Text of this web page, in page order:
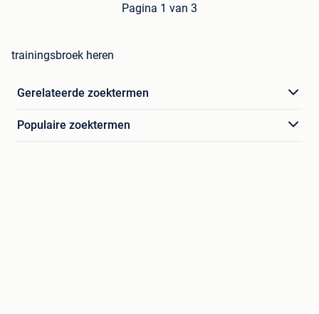
Pagina 1 van 3
trainingsbroek heren
Gerelateerde zoektermen
Populaire zoektermen